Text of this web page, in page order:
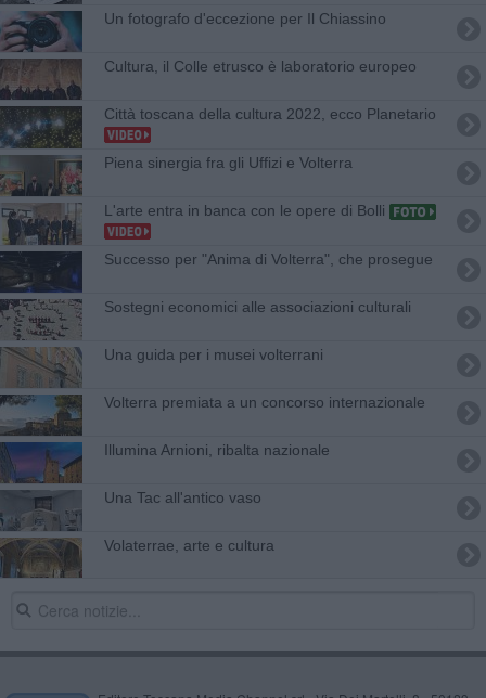
Un fotografo d'eccezione per Il Chiassino
Cultura, il Colle etrusco è laboratorio europeo
Città toscana della cultura 2022, ecco Planetario
Piena sinergia fra gli Uffizi e Volterra
L'arte entra in banca con le opere di Bolli
Successo per "Anima di Volterra", che prosegue
Sostegni economici alle associazioni culturali
Una guida per i musei volterrani
Volterra premiata a un concorso internazionale
Illumina Arnioni, ribalta nazionale
Una Tac all'antico vaso
Volaterrae, arte e cultura